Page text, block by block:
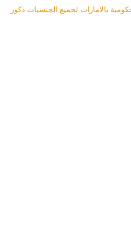
بالامارات لجميع الجنسيات ذكور